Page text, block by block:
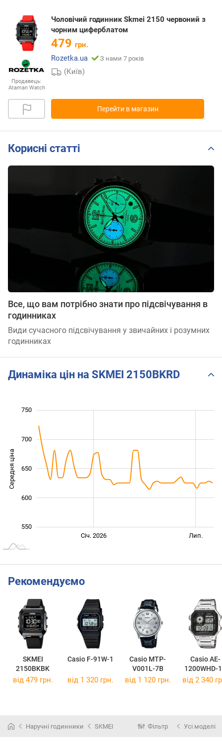
Продавець:
Ataman Watch
Чоловічий годинник Skmei 2150 червоний з
чорним циферблатом
479 грн.
Rozetka.ua
З нами 7 років
(Київ)
Перейти в магазин
Корисні статті
Все, що вам потрібно знати про підсвічування в
годинниках
Види сучасного підсвічування у звичайних і розумних
годинниках
Динаміка цін на SKMEI 2150BKRD
Середня ціна 550
550
600
650
700
750
Січ. 2026 Лип.
Рекомендуємо
SKMEI
2150BKBK
Casio F-91W-1
Casio MTP-
V001L-7B
Casio AE-
1200WHD-
від 479 грн. від 1 320 грн. від 1 120 грн. від 2 340
Наручні годинники SKMEI Фільтр Усі моделі